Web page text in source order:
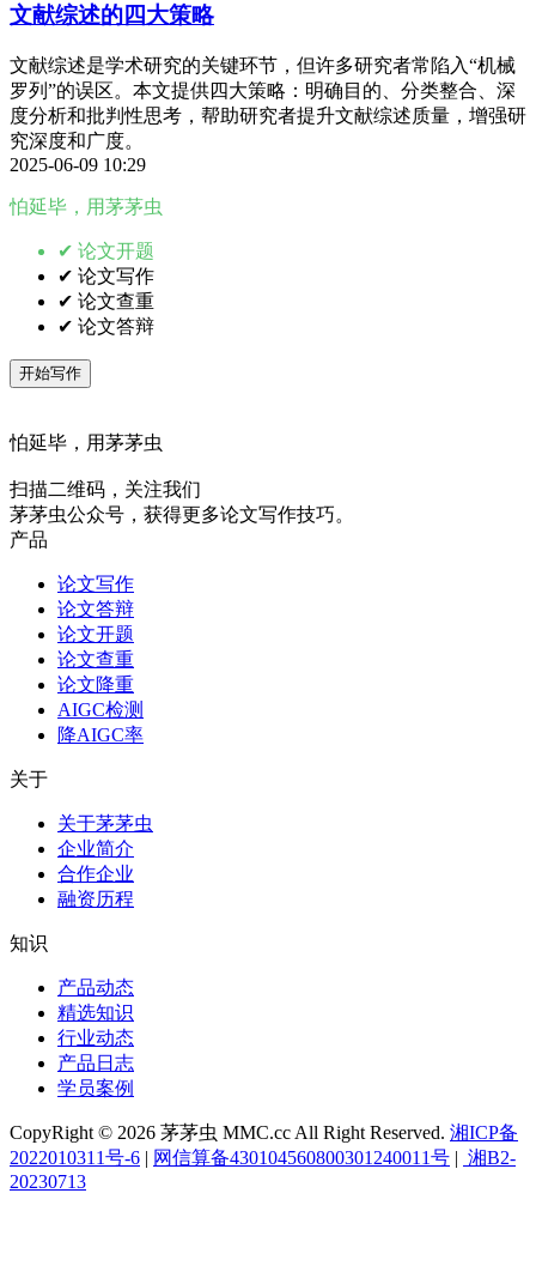
文献综述的四大策略
文献综述是学术研究的关键环节，但许多研究者常陷入“机械
罗列”的误区。本文提供四大策略：明确目的、分类整合、深
度分析和批判性思考，帮助研究者提升文献综述质量，增强研
究深度和广度。
2025-06-09 10:29
怕延毕，用茅茅虫
✔ 论文开题
✔ 论文写作
✔ 论文查重
✔ 论文答辩
开始写作
怕延毕，用茅茅虫
扫描二维码，关注我们
茅茅虫公众号，获得更多论文写作技巧。
产品
论文写作
论文答辩
论文开题
论文查重
论文降重
AIGC检测
降AIGC率
关于
关于茅茅虫
企业简介
合作企业
融资历程
知识
产品动态
精选知识
行业动态
产品日志
学员案例
CopyRight © 2026 茅茅虫 MMC.cc All Right Reserved. 湘ICP备
2022010311号-6 | 网信算备430104560800301240011号 | 湘B2-
20230713